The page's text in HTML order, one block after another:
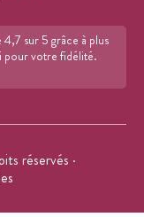
sur 5 grâce à plus
pour votre fidélité.
réservés ·